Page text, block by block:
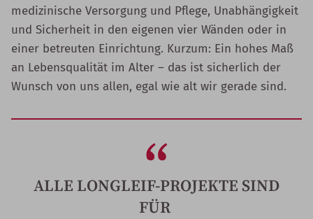
medizinische Versorgung und Pflege, Unabhängigkeit
und Sicherheit in den eigenen vier Wänden oder in
einer betreuten Einrichtung. Kurzum: Ein hohes Maß
an Lebensqualität im Alter – das ist sicherlich der
Wunsch von uns allen, egal wie alt wir gerade sind.
ALLE LONGLEIF-PROJEKTE SIND
FÜR